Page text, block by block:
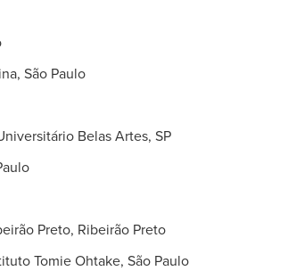
São Paulo
Belas Artes, SP
Preto, Ribeirão Preto
Tomie Ohtake, São Paulo